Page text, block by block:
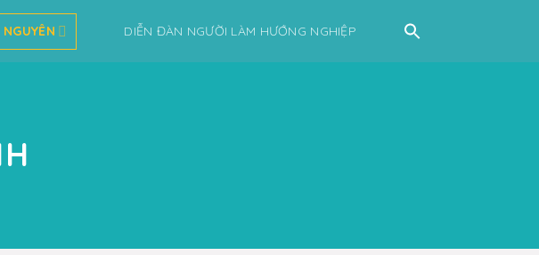
DIỄN ĐÀN NGƯỜI LÀM HƯỚNG NGHIỆP